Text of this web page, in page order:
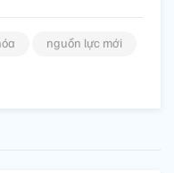
nguồn lực mới